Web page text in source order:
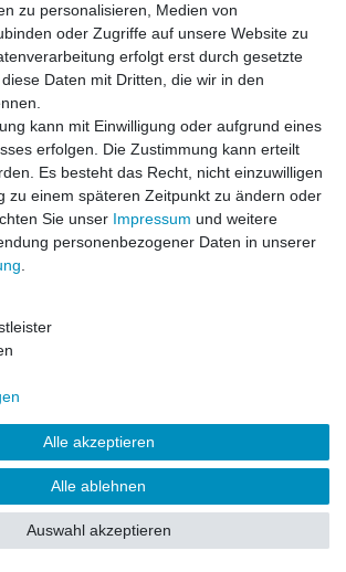
Daten­schutz­erklärung
Widerrufs­recht
widerrufen
2026 | Alle Rechte vorbehalten.
zu personalisieren, Medien von
oder Zugriffe auf unsere Website zu
erfolgt erst durch gesetzte
Daten mit Dritten, die wir in den
kann mit Einwilligung oder aufgrund eines
erfolgen. Die Zustimmung kann erteilt
Es besteht das Recht, nicht einzuwilligen
zu einem späteren Zeitpunkt zu ändern oder
Sie unser Impressum und weitere
personenbezogener Daten in unserer
Alle akzeptieren
Alle ablehnen
Auswahl akzeptieren